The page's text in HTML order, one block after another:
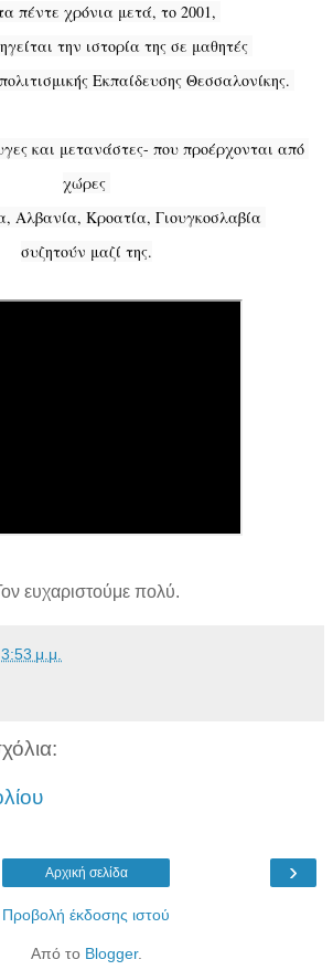
πέντε χρόνια μετά, το 2001,
την ιστορία της σε μαθητές
Εκπαίδευσης Θεσσαλονίκης.
και μετανάστες- που προέρχονται από
χώρες
Αλβανία, Κροατία, Γιουγκοσλαβία
συζητούν μαζί της.
ευχαριστούμε πολύ.
3:53 μ.μ.
›
Αρχική σελίδα
Προβολή έκδοσης ιστού
Από το Blogger.